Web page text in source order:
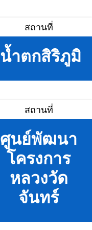
สถานที่
น้ำตกสิริภูมิ
สถานที่
ศูนย์พัฒนา
โครงการ
หลวงวัด
จันทร์